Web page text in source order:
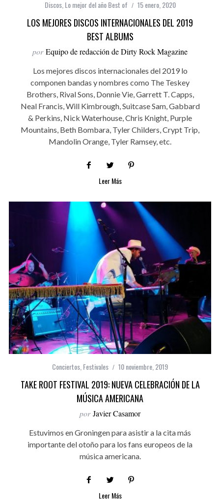
Discos, Lo mejor del año Best of 15 enero, 2020
LOS MEJORES DISCOS INTERNACIONALES DEL 2019
BEST ALBUMS
por Equipo de redacción de Dirty Rock Magazine
Los mejores discos internacionales del 2019 lo
componen bandas y nombres como The Teskey
Brothers, Rival Sons, Donnie Vie, Garrett T. Capps,
Neal Francis, Will Kimbrough, Suitcase Sam, Gabbard
& Perkins, Nick Waterhouse, Chris Knight, Purple
Mountains, Beth Bombara, Tyler Childers, Crypt Trip,
Mandolin Orange, Tyler Ramsey, etc.
Leer Más
Conciertos Festivales 10 noviembre, 2019
TAKE ROOT FESTIVAL 2019: NUEVA CELEBRACIÓN DE LA
MÚSICA AMERICANA
por Javier Casamor
Estuvimos en Groningen para asistir a la cita más
importante del otoño para los fans europeos de la
música americana.
Leer Más